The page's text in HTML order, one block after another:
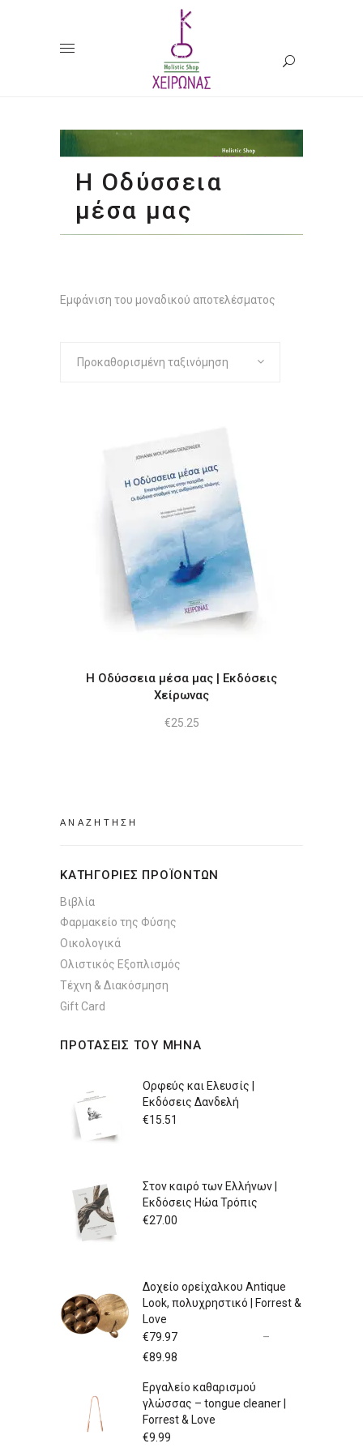
Η Οδύσσεια
μέσα μας
Εμφάνιση του μοναδικού αποτελέσματος
Προκαθορισμένη ταξινόμηση
Η Οδύσσεια μέσα μας | Εκδόσεις
Χείρωνας
€25.25
ΚΑΤΗΓΟΡΙΕΣ ΠΡΟΪΟΝΤΩΝ
Βιβλία
Φαρμακείο της Φύσης
Οικολογικά
Ολιστικός Εξοπλισμός
Τέχνη & Διακόσμηση
Gift Card
ΠΡΟΤΑΣΕΙΣ ΤΟΥ ΜΗΝΑ
Ορφεύς και Ελευσίς |
Εκδόσεις Δανδελή
€15.51
Στον καιρό των Ελλήνων |
Εκδόσεις Ηώα Τρόπις
€27.00
Δοχείο ορείχαλκου Antique
Look, πολυχρηστικό | Forrest &
Love
€79.97
–
€89.98
through
Εργαλείο καθαρισμού
γλώσσας – tongue cleaner |
Forrest & Love
€9.99